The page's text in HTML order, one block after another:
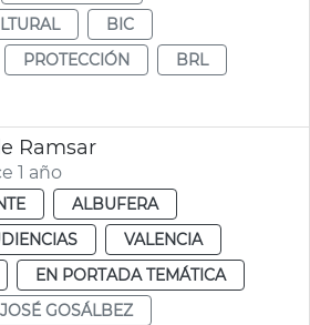
BIC
PROTECCIÓN
BRL
Ramsar
1 año
ALBUFERA
VALENCIA
EN PORTADA TEMÁTICA
JOSÉ GOSÁLBEZ